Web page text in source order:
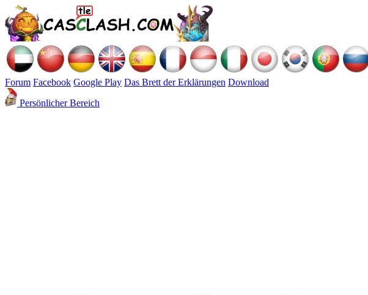
Forum Facebook Google Play Das Brett der Erklärungen Download
Persönlicher Bereich